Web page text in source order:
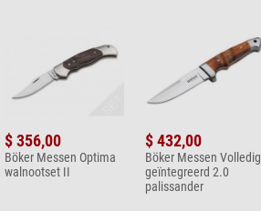
$ 356,00
Böker Messen Optima
walnootset II
$ 432,00
Böker Messen Volledig
geïntegreerd 2.0
palissander